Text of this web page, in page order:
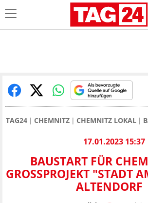
TAG24 CHEMNITZ CHEMNITZ LOKAL
17.01.2023 15:37
BAUSTART FÜR
GROSSPROJEKT "STADT
LTENDORF